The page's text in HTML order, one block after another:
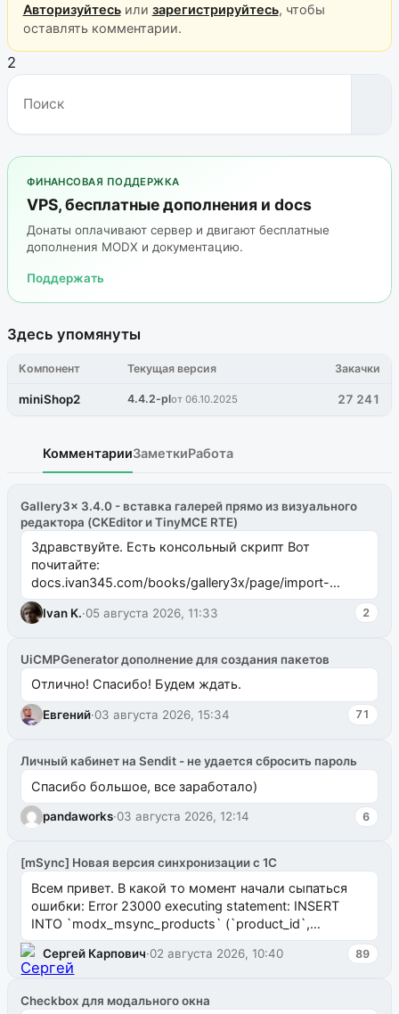
Авторизуйтесьили зарегистрируйтесь, чтобы
оставлять комментарии.
2
ФИНАНСОВАЯ ПОДДЕРЖКА
VPS, бесплатные дополнения и docs
Донаты оплачивают сервер и двигают бесплатные
дополнения MODX и документацию.
Поддержать
Здесь упомянуты
Компонент Текущая версия Закачки
miniShop2 4.4.2-plот 06.10.2025 27 241
КомментарииЗаметкиРабота
Gallery3x 3.4.0 - вставка галерей прямо из визуального
редактора (CKEditor и TinyMCE RTE)
Здравствуйте. Есть консольный скрипт Вот
почитайте:
docs.ivan345.com/books/gallery3x/page/import-
ms2galleryphp
Ivan K.·05 августа 2026, 11:33 2
UiCMPGenerator дополнение для создания пакетов
Отлично! Спасибо! Будем ждать.
Евгений·03 августа 2026, 15:34 71
Личный кабинет на Sendit - не удается сбросить пароль
Спасибо большое, все заработало)
pandaworks·03 августа 2026, 12:14 6
[mSync] Новая версия синхронизации с 1С
Всем привет. В какой то момент начали сыпаться
ошибки: Error 23000 executing statement: INSERT
INTO `modx_msync_products` (`product_id`,
`uuid_1c`) VALUES ...
Сергей Карпович·02 августа 2026, 10:40 89
Checkbox для модального окна